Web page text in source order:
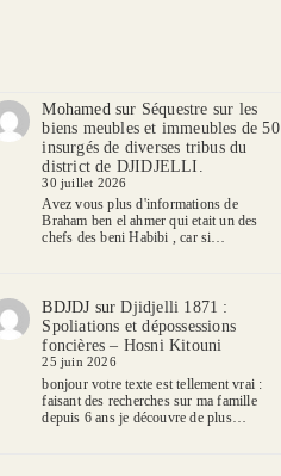
Mohamed sur Séquestre sur les
biens meubles et immeubles de 50
insurgés de diverses tribus du
district de DJIDJELLI.
30 juillet 2026
Avez vous plus d'informations de
Braham ben el ahmer qui etait un des
chefs des beni Habibi , car si…
BDJDJ surDjidjelli 1871 :
Spoliations et dépossessions
foncières – Hosni Kitouni
25 juin 2026
bonjour votre texte est tellement vrai :
faisant des recherches sur ma famille
depuis 6 ans je découvre de plus…